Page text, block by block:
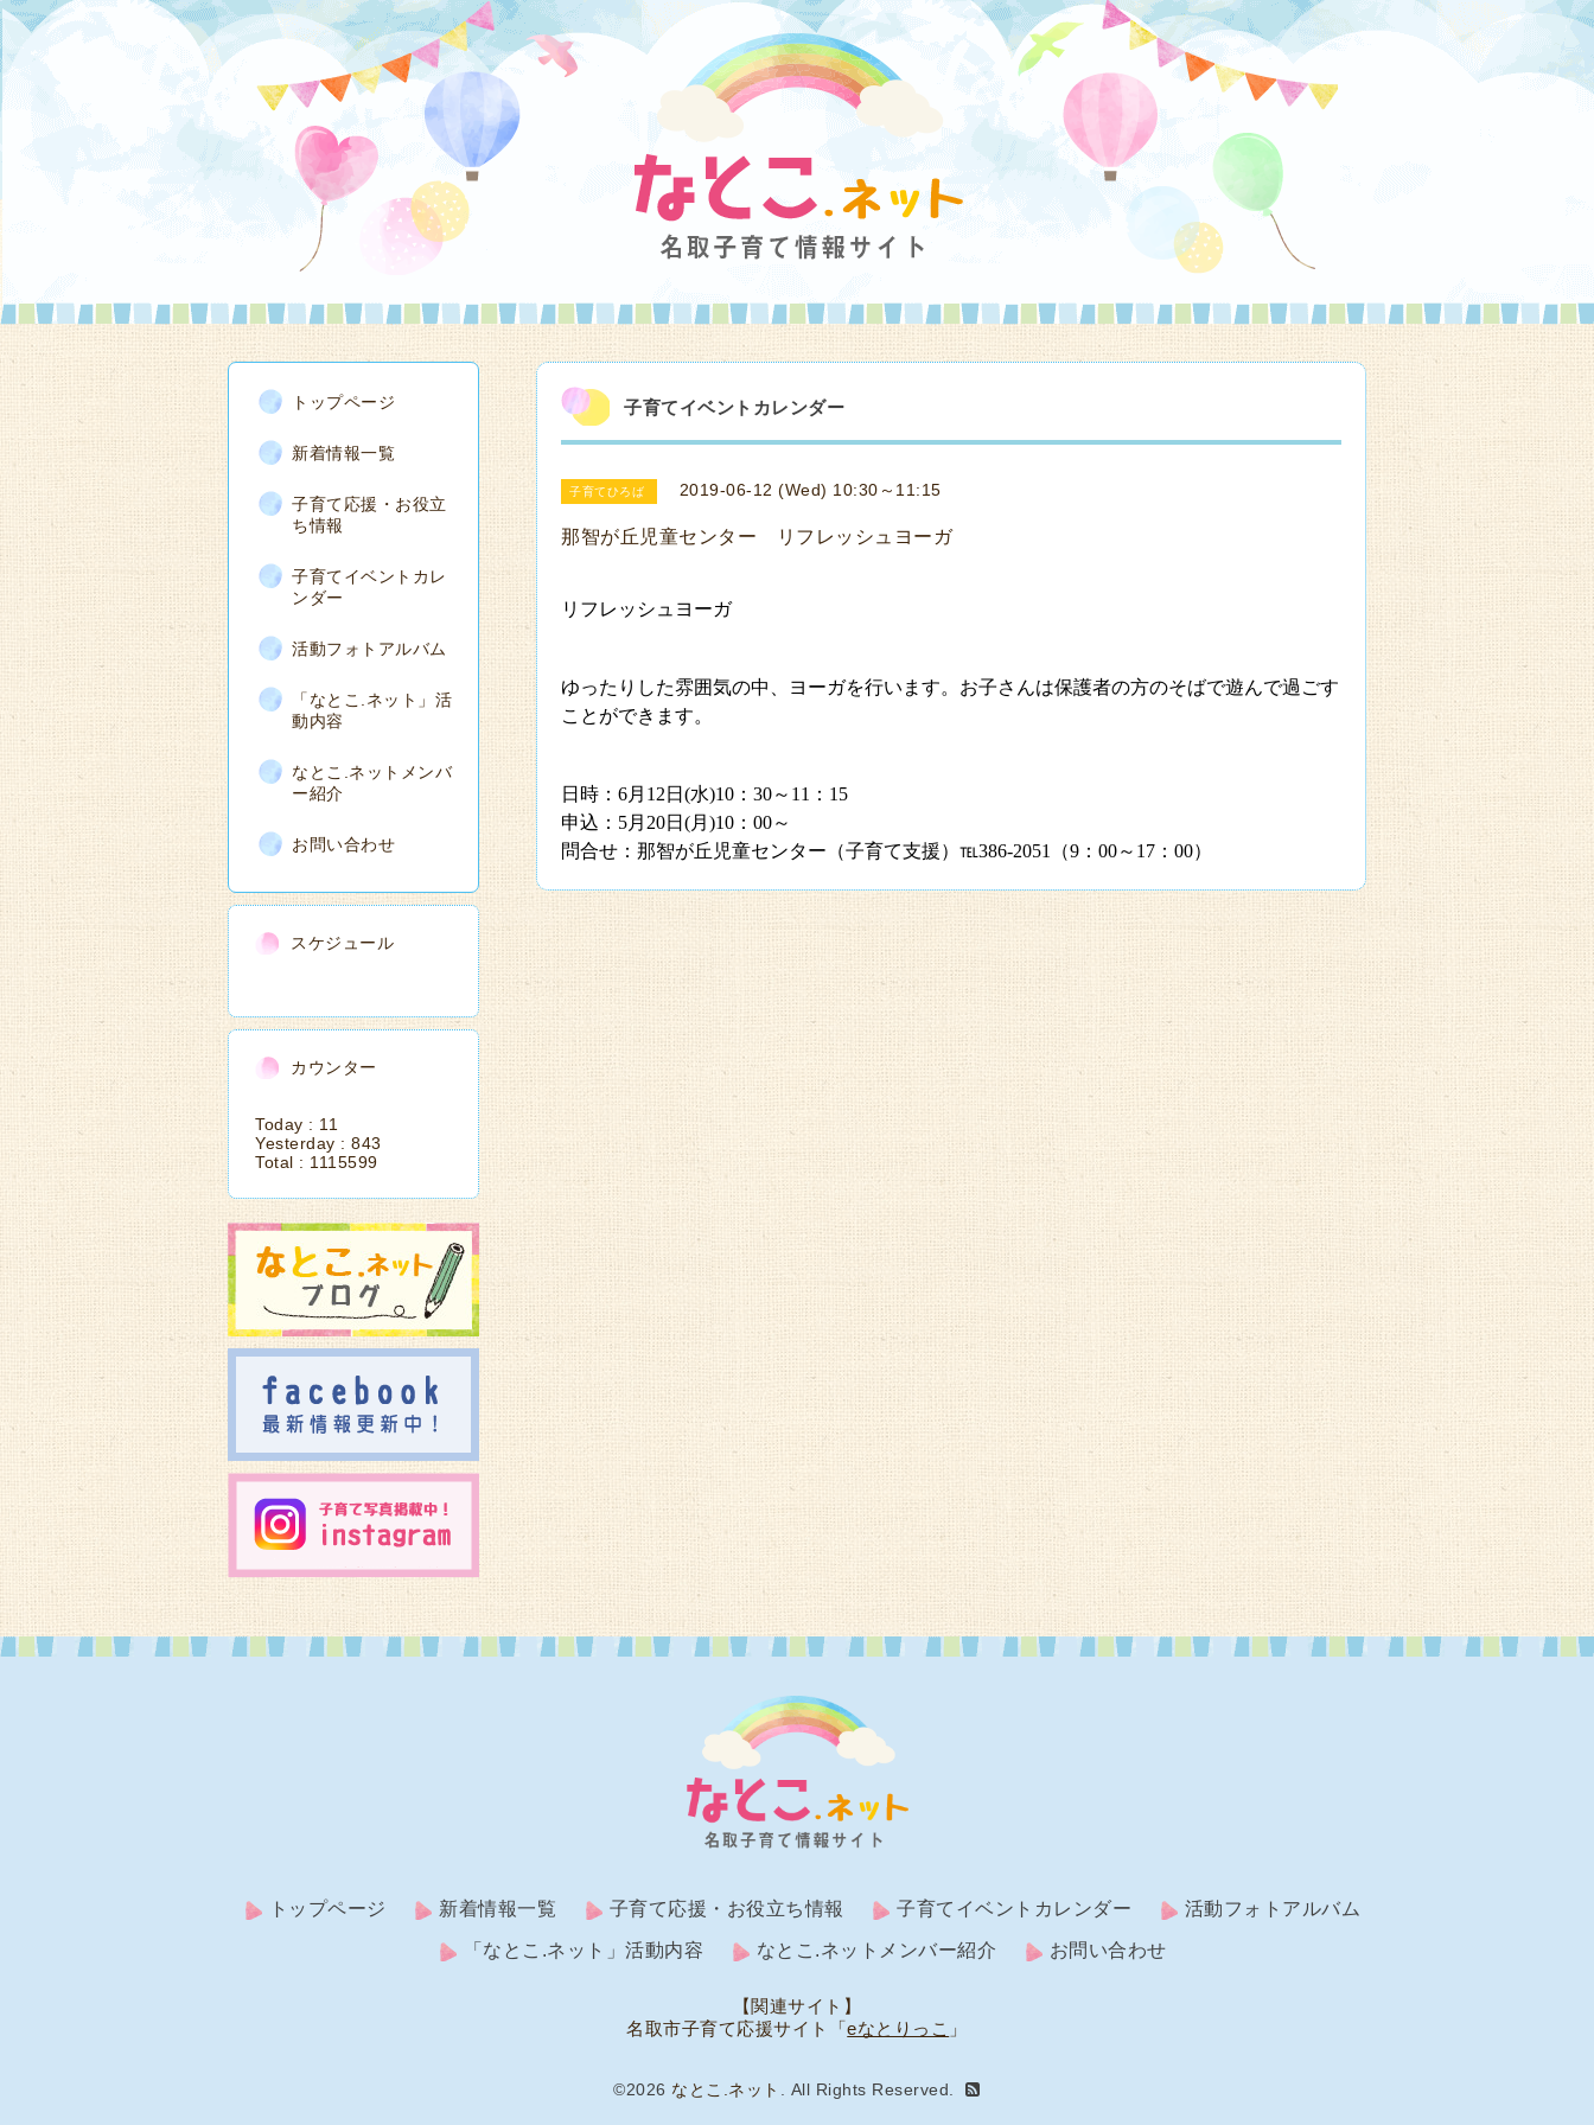
子育てイベントカレンダー
子育てひろば 2019-06-12 (Wed) 10:30～11:15
那智が丘児童センター リフレッシュヨーガ
リフレッシュヨーガ
ゆったりした雰囲気の中、ヨーガを行います。 お子さんは保護者の方のそばで遊んで過ごす
ことができます。
日時 ： 6月 12 日 (水)10 ： 30～ 11 ： 15
申込： 5月 20日 (月 )10 ： 00～
問合せ：那智が丘 児童センター（子育て支援）℡386-2051（9：00～17 ：00）
トップページ
新着情報一覧
子育て応援・お役立
ち情報
子育てイベントカレ
ンダー
活動フォトアルバム
「なとこ.ネット」活
動内容
なとこ.ネットメンバ
ー紹介
お問い合わせ
スケジュール
カウンター
Today : 11
Yesterday : 843
Total : 1115599
トップページ 新着情報一覧 子育て応援・お役立ち情報 子育てイベントカレンダー 活動フォトアルバム
「なとこ.ネット」活動内容 なとこ.ネットメンバー紹介 お問い合わせ
【関連サイト】
名取市子育て応援サイト「eなとりっこ 」
©2026 なとこ.ネット . All Rights Reserved.